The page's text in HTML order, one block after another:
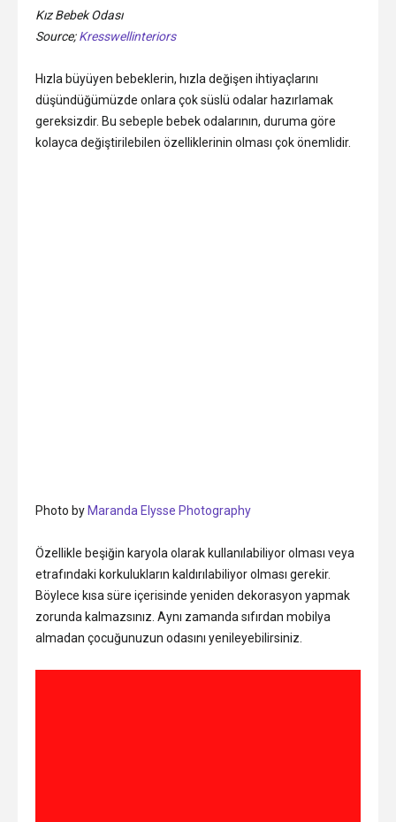
Kız Bebek Odası
Source;Kresswellinteriors
Hızla büyüyen bebeklerin, hızla değişen ihtiyaçlarını
düşündüğümüzde onlara çok süslü odalar hazırlamak
gereksizdir. Bu sebeple bebek odalarının, duruma göre
kolayca değiştirilebilen özelliklerinin olması çok önemlidir.
Photo by Maranda Elysse Photography
Özellikle beşiğin karyola olarak kullanılabiliyor olması veya
etrafındaki korkulukların kaldırılabiliyor olması gerekir.
Böylece kısa süre içerisinde yeniden dekorasyon yapmak
zorunda kalmazsınız. Aynı zamanda sıfırdan mobilya
almadan çocuğunuzun odasını yenileyebilirsiniz.